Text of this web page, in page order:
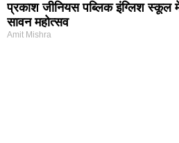
प्रकाश जीनियस पब्लिक इंग्लिश स्कूल
सावन महोत्सव
Amit Mishra